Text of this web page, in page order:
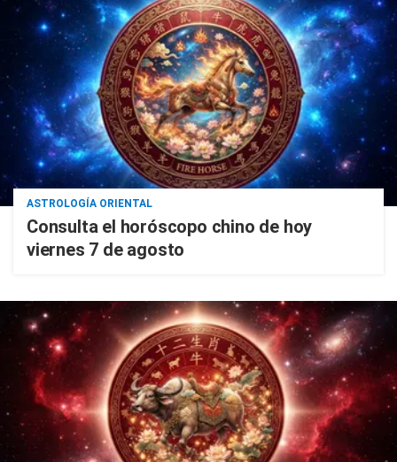
ASTROLOGÍA ORIENTAL
Consulta el horóscopo chino de hoy
viernes 7 de agosto